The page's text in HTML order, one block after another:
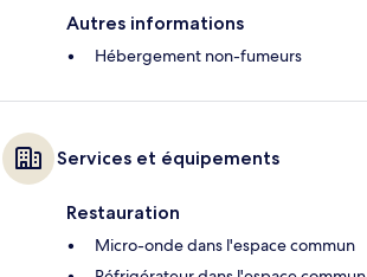
Autres informations
Hébergement non-fumeurs
Services et équipements
Restauration
Micro-onde dans l'espace commun